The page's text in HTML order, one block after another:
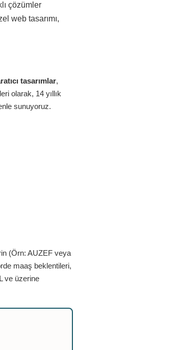
çözümler
web tasarımı,
tasarımlar,
olarak, 14 yıllık
sunuyoruz.
(Örn: AUZEF veya
maaş beklentileri,
ve üzerine